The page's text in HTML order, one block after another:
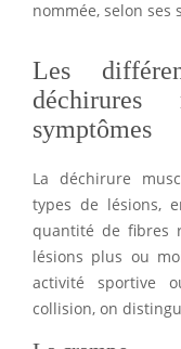
nommée, selon ses
Les
symptômes
La déchirure
types de lésions,
quantité de fibres
lésions plus ou
activité sportive
collision, on